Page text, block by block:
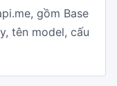
gồm Base
tên model, cấu